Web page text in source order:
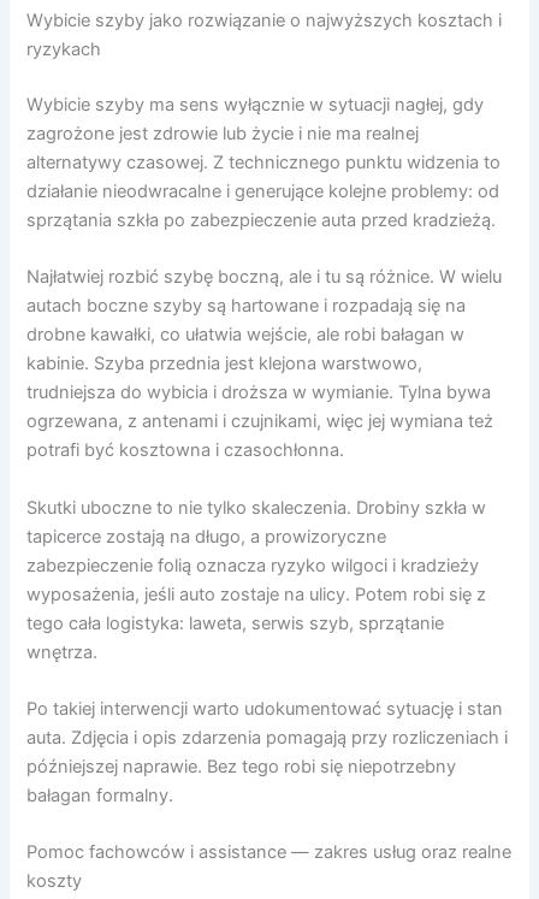
Wybicie szyby jako rozwiązanie o najwyższych kosztach i
ryzykach
Wybicie szyby ma sens wyłącznie w sytuacji nagłej, gdy
zagrożone jest zdrowie lub życie i nie ma realnej
alternatywy czasowej. Z technicznego punktu widzenia to
działanie nieodwracalne i generujące kolejne problemy: od
sprzątania szkła po zabezpieczenie auta przed kradzieżą.
Najłatwiej rozbić szybę boczną, ale i tu są różnice. W wielu
autach boczne szyby są hartowane i rozpadają się na
drobne kawałki, co ułatwia wejście, ale robi bałagan w
kabinie. Szyba przednia jest klejona warstwowo,
trudniejsza do wybicia i droższa w wymianie. Tylna bywa
ogrzewana, z antenami i czujnikami, więc jej wymiana też
potrafi być kosztowna i czasochłonna.
Skutki uboczne to nie tylko skaleczenia. Drobiny szkła w
tapicerce zostają na długo, a prowizoryczne
zabezpieczenie folią oznacza ryzyko wilgoci i kradzieży
wyposażenia, jeśli auto zostaje na ulicy. Potem robi się z
tego cała logistyka: laweta, serwis szyb, sprzątanie
wnętrza.
Po takiej interwencji warto udokumentować sytuację i stan
auta. Zdjęcia i opis zdarzenia pomagają przy rozliczeniach i
późniejszej naprawie. Bez tego robi się niepotrzebny
bałagan formalny.
Pomoc fachowców i assistance — zakres usług oraz realne
koszty